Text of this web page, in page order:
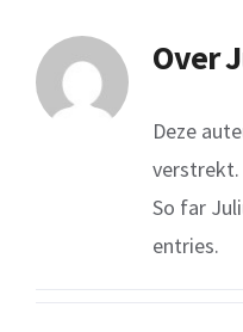
Over
Deze
verstrekt.
So far
entries.